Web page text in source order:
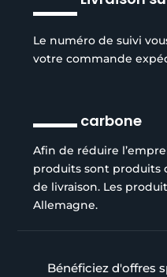
Le numéro de suivi
votre commande
carbone
Afin de réduire
produits sont produits
de livraison. Les
Allemagne.
Bénéficiez d'offres